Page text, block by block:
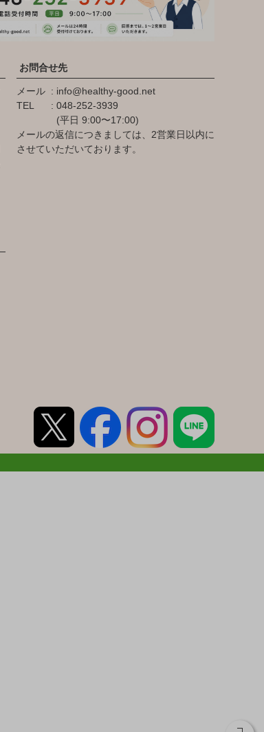
お問合せ先
メール
info@healthy-good.net
TEL
048-252-3939
(平日 9:00〜17:00)
メールの返信につきましては、2営業日以内に
させていただいております。